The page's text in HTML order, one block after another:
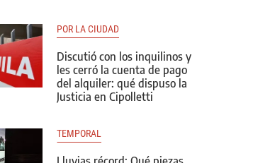
POR LA CIUDAD
Discutió con los inquilinos y
les cerró la cuenta de pago
del alquiler: qué dispuso la
Justicia en Cipolletti
TEMPORAL